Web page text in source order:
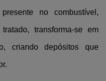
no combustível,
transforma-se em
criando depósitos que